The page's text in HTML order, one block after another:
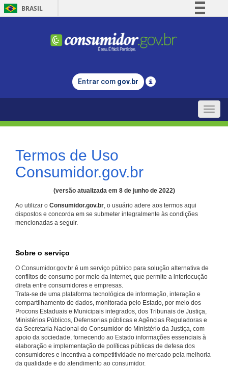
BRASIL
Comunica BR
Legislação
Entrar com gov.br
Toggle
Termos de Uso
Consumidor.gov.br
(versão atualizada em 8 de junho de 2022)
Ao utilizar o Consumidor.gov.br, o usuário adere aos termos aqui
dispostos e concorda em se submeter integralmente às condições
mencionadas a seguir.
Sobre o serviço
O Consumidor.gov.br é um serviço público para solução alternativa de
conflitos de consumo por meio da internet, que permite a interlocução
direta entre consumidores e empresas.
Trata-se de uma plataforma tecnológica de informação, interação e
compartilhamento de dados, monitorada pelo Estado, por meio dos
Procons Estaduais e Municipais integrados, dos Tribunais de Justiça,
Ministérios Públicos, Defensorias públicas e Agências Reguladoras e
da Secretaria Nacional do Consumidor do Ministério da Justiça, com
apoio da sociedade, fornecendo ao Estado informações essenciais à
elaboração e implementação de políticas públicas de defesa dos
consumidores e incentiva a competitividade no mercado pela melhoria
da qualidade e do atendimento ao consumidor.